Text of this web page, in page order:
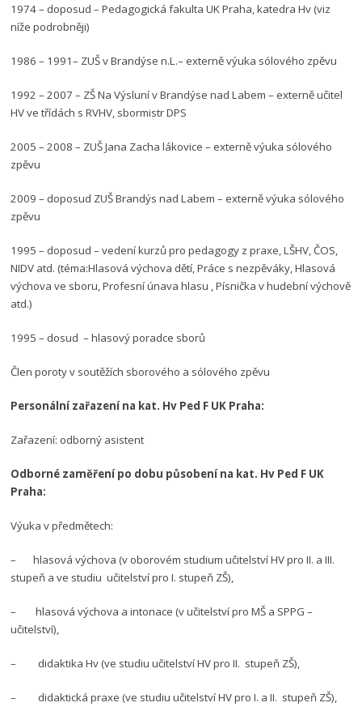
1974 – doposud – Pedagogická fakulta UK Praha, katedra Hv (viz
níže podrobněji)
1986 – 1991– ZUŠ v Brandýse n.L.– externě výuka sólového zpěvu
1992 – 2007 – ZŠ Na Výsluní v Brandýse nad Labem – externě učitel
HV ve třídách s RVHV, sbormistr DPS
2005 – 2008 – ZUŠ Jana Zacha lákovice – externě výuka sólového
zpěvu
2009 – doposud ZUŠ Brandýs nad Labem – externě výuka sólového
zpěvu
1995 – doposud – vedení kurzů pro pedagogy z praxe, LŠHV, ČOS,
NIDV atd. (téma:Hlasová výchova dětí, Práce s nezpěváky, Hlasová
výchova ve sboru, Profesní únava hlasu , Písnička v hudební výchově
atd.)
1995 – dosud – hlasový poradce sborů
Člen poroty v soutěžích sborového a sólového zpěvu
Personální zařazení na kat. Hv Ped F UK Praha:
Zařazení: odborný asistent
Odborné zaměření po dobu působení na kat. Hv Ped F UK
Praha:
Výuka v předmětech:
– hlasová výchova (v oborovém studium učitelství HV pro II. a III.
stupeň a ve studiu učitelství pro I. stupeň ZŠ),
– hlasová výchova a intonace (v učitelství pro MŠ a SPPG –
učitelství),
– didaktika Hv (ve studiu učitelství HV pro II. stupeň ZŠ),
– didaktická praxe (ve studiu učitelství HV pro I. a II. stupeň ZŠ),